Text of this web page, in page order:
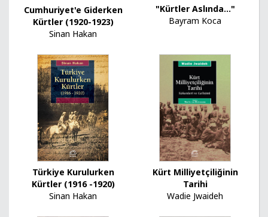
Cumhuriyet'e Giderken
Kürtler (1920-1923)
Sinan Hakan
"Kürtler Aslında..."
Bayram Koca
Türkiye Kurulurken
Kürtler (1916 -1920)
Sinan Hakan
Kürt Milliyetçiliğinin
Tarihi
Wadie Jwaideh